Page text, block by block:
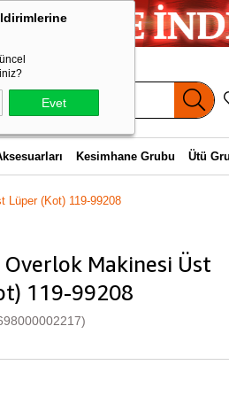
Evet
Kesimhane Grubu Ütü
Lüper (Kot) 119-99208
Overlok Makinesi Üst
119-99208